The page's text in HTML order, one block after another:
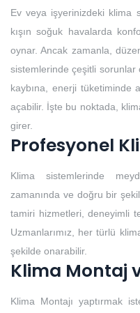
Ev veya işyerinizdeki klima
kışın soğuk havalarda
oynar. Ancak zamanla,
sistemlerinde çeşitli sorunlar
kaybına, enerji tüketiminde
açabilir. İşte bu noktada,
girer.
Profesyonel
Klima sistemlerinde
zamanında ve doğru bir
tamiri hizmetleri, deneyimli
Uzmanlarımız, her türlü
şekilde onarabilir.
Klima Montaj
Klima Montajı yaptırmak